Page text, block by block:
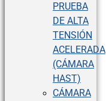
PRUEBA
DE ALTA
TENSIÓN
ACELERADA
(CÁMARA
HAST)
CÁMARA